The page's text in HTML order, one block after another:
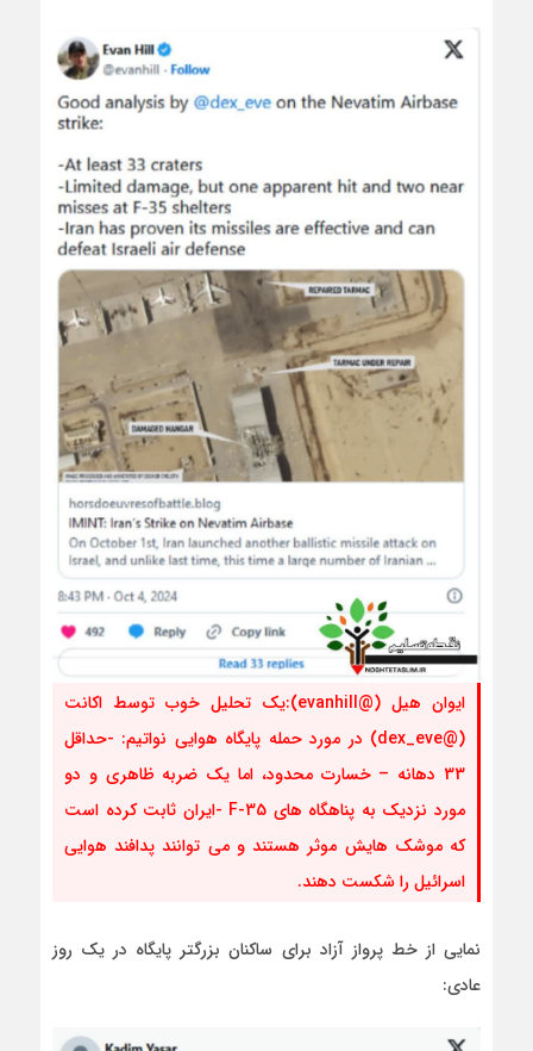
ایوان هیل (@evanhill):یک تحلیل خوب توسط اکانت
(@dex_eve) در مورد حمله پایگاه هوایی نواتیم: -حداقل
33 دهانه – خسارت محدود، اما یک ضربه ظاهری و دو
مورد نزدیک به پناهگاه های F-35 -ایران ثابت کرده است
که موشک هایش موثر هستند و می توانند پدافند هوایی
اسرائیل را شکست دهند.
نمایی از خط پرواز آزاد برای ساکنان بزرگتر پایگاه در یک روز
عادی: